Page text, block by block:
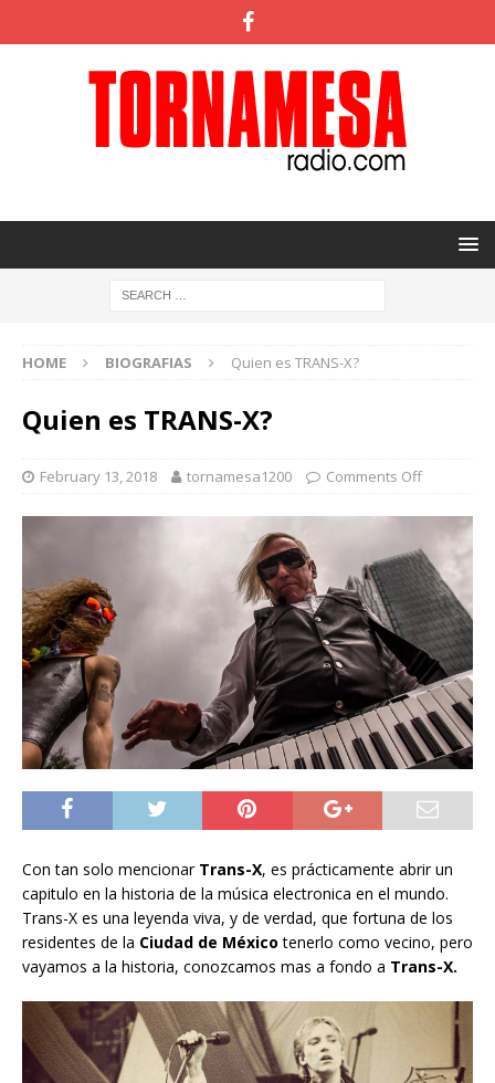
HOME BIOGRAFIAS Quien es TRANS-X?
Quien es TRANS-X?
February 13, 2018 tornamesa1200 Comments Off
Con tan solo mencionar Trans-X, es prácticamente abrir un
capitulo en la historia de la música electronica en el mundo.
Trans-X es una leyenda viva, y de verdad, que fortuna de los
residentes de la Ciudad de México tenerlo como vecino, pero
vayamos a la historia, conozcamos mas a fondo a Trans-X.